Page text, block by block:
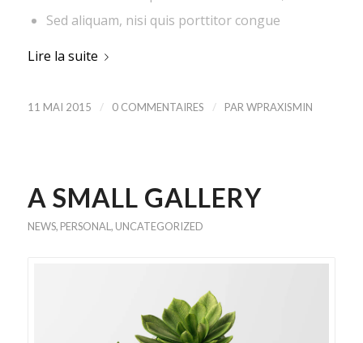
Sed aliquam, nisi quis porttitor congue
Lire la suite
11 MAI 2015 / 0 COMMENTAIRES / PARWPRAXISMIN
A SMALL GALLERY
NEWS, PERSONAL, UNCATEGORIZED